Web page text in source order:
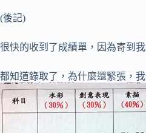
(後記)
很快的收到了成績單，因為寄到
都知道錄取了，為什麼還緊張，